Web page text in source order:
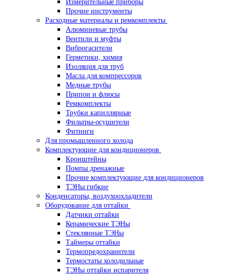
Измерительные приборы
Прочие инструменты
Расходные материалы и ремкомплекты
Алюминевые трубы
Вентили и муфты
Виброгасители
Герметики, химия
Изоляция для труб
Масла для компрессоров
Медные трубы
Припои и флюсы
Ремкомплекты
Трубки капиллярные
Фильтры-осушители
Фитинги
Для промышленного холода
Комплектующие для кондиционеров
Кронштейны
Помпы дренажные
Прочие комплектующие для кондиционеров
ТЭНы гибкие
Конденсаторы, воздухоохладители
Оборудование для оттайки
Датчики оттайки
Керамические ТЭНы
Стеклянные ТЭНы
Таймеры оттайки
Термопредохранители
Термостаты холодильные
ТЭНы оттайки испарителя